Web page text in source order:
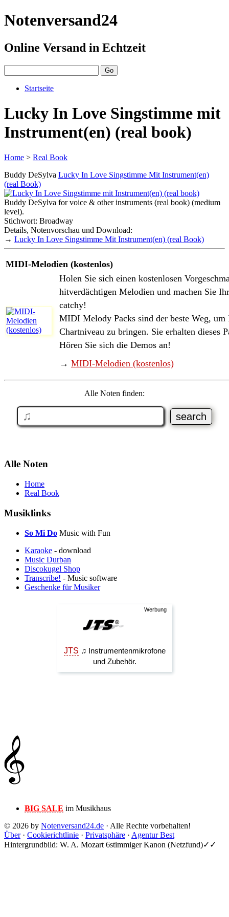
Notenversand24
Online Versand in Echtzeit
Startseite
Lucky In Love Singstimme mit
Instrument(en) (real book)
Home > Real Book
Buddy DeSylva Lucky In Love Singstimme Mit Instrument(en)
(real Book)
Buddy DeSylva for voice & other instruments (real book) (medium
level).
Stichwort: Broadway
Details, Notenvorschau und Download:
→ Lucky In Love Singstimme Mit Instrument(en) (real Book)
MIDI-Melodien (kostenlos)
Holen Sie sich einen kostenlosen
hitverdächtigen Melodien und machen Sie
catchy!
MIDI Melody Packs sind der beste Weg, um
Chartniveau zu bringen. Sie erhalten dieses
Hören Sie sich die Demos an!
→ MIDI-Melodien (kostenlos)
Alle Noten finden:
Alle Noten
Home
Real Book
Musiklinks
So Mi Do Music with Fun
Karaoke - download
Music Durban
Discokugel Shop
Transcribe! - Music software
Geschenke für Musiker
BIG SALE im Musikhaus
© 2026 by Notenversand24.de · Alle Rechte vorbehalten!
Über· Cookierichtlinie · Privatsphäre · Agentur Best
Hintergrundbild: W. A. Mozart 6stimmiger Kanon (Netzfund)✓✓